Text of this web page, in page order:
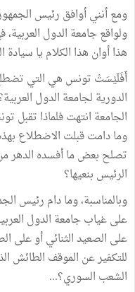
ومع أنني أوافق رئيس
ولواقع جامعة الدول
هذا أوان هذا الكلام يا سيادة
أَفَلَيْسَتْ تونس هي التي
الدورية لجامعة الدول
الجامعة انتهت فلماذا
وما دامت قبلت الاضطلاع
تصلح بعض ما أفسده الدهر
الرئيس بنعيها؟
وبالمناسبة، وما دام رئيس
على غياب جامعة الدول
على الصعيد الثنائي أو على
للتكفير عن الموقف الطائش
الشعب السوري؟...